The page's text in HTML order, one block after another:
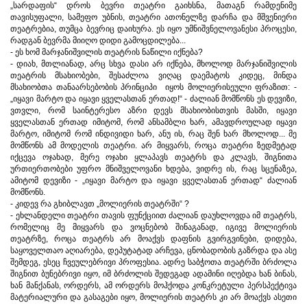
„სარდაფის“ დროს ბევრი თეატრი გაიხსნა, მათაგნ რამდენიმე
თავისუფალი, სამეფო უბნის, თეატრი ათონელზე დარჩა და მშვენიერი
თეატრებია, თუმცა ბევრიც დაიხურა. ეს იყო უმნიშვნელოვანესი პროცესი,
რადგან ბევრმა მიიღო დიდი გამოცდილება...
- ეს ხომ მარჯანიშვილის თეატრის ნაწილი იქნება?
- დიახ, მთლიანად, არც სხვა დასი არ იქნება, მხოლოდ მარჯანიშვილის
თეატრის მსახიობები, შესაძლოა ვიღაც დაემატოს კიდეც, მინდა
მსახიობთა თანაარსებობის პრინციპი იყოს მოლიერისეული ფრაზით: -
„იყავი მარტო და იყავი ყველასთან ერთად!“ - ძალიან მომწონს ეს დევიზი,
ვთვლი, რომ საინტერესო აზრი დევს მსახიობისთვის მასში, იყავი
ყველასთან ერთად იმიტომ, რომ ანსამბლი ხარ, ამავდროულად იყავი
მარტო, იმიტომ რომ ინდივიდი ხარ, ანუ ის, რაც შენ ხარ მხოლოდ... მე
მომწონს ამ მოდელის თეატრი. არ მიყვარს, როცა თეატრი ზედმეტად
იქცევა ოჯახად, მერე ოჯახი ყლაპავს თეატრს და კლავს, შიგნითა
ურთიერთობები უფრო მნიშველოვანი ხდება, ვიდრე ის, რაც სცენაზეა,
ამიტომ დევიზი - „იყავი მარტო და იყავი ყველასთან ერთად“ ძალიან
მომწონს.
- კიდევ რა გხიბლავთ „მოლიერის თეატრში“ ?
- ეხლანდელი თეატრი თავის ფუნქციით ძალიან დაუხლოვდა იმ თეატრს,
რომელიც მე მიყვარს და ვოცნებობ შინაგანად, იგივე მოლიერის
თეატრზე, როცა თეატრს არ მოაქვს დაფნის გვირგვინები, დიდება,
საყოველთაო აღიარება, დეპუტატად არჩევა, ცნობადობის გაზრდა და ასე
შემდეგ, ესეც ჩვეულებრივი პროფესია. ადრე საბჭოთა თეატრში ბრძოლა
შიგნით ბუნებრივი იყო, იმ ბრძოლის შედეგად ადამინი იღებდა ხან ბინას,
ხან მანქანას, ორდერს, ამ ორდერს მოჰქოდა კონკრეტული პერსპექტივა
მატერიალური და გასაგები იყო, მოლიერის თეატრს კი არ მოაქვს ასეთი